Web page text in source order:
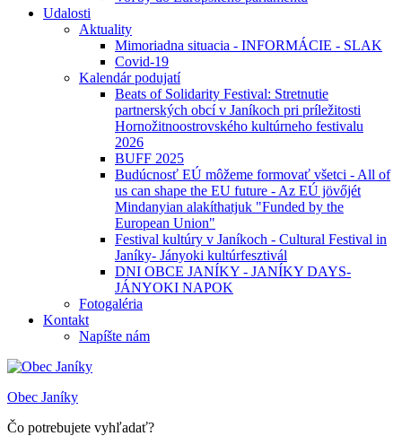
Udalosti
Aktuality
Mimoriadna situacia - INFORMÁCIE - SLAK
Covid-19
Kalendár podujatí
Beats of Solidarity Festival: Stretnutie
partnerských obcí v Janíkoch pri príležitosti
Hornožitnoostrovského kultúrneho festivalu
2026
BUFF 2025
Budúcnosť EÚ môžeme formovať všetci - All of
us can shape the EU future - Az EÚ jövőjét
Mindanyian alakíthatjuk "Funded by the
European Union"
Festival kultúry v Janíkoch - Cultural Festival in
Janíky- Jányoki kultúrfesztivál
DNI OBCE JANÍKY - JANÍKY DAYS-
JÁNYOKI NAPOK
Fotogaléria
Kontakt
Napíšte nám
Obec Janíky
Čo potrebujete vyhľadať?